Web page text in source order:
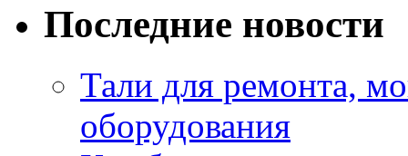
Последние новости
Тали для ремонта,
оборудования